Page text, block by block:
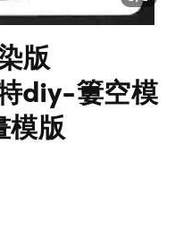
版
diy-簍空模
版